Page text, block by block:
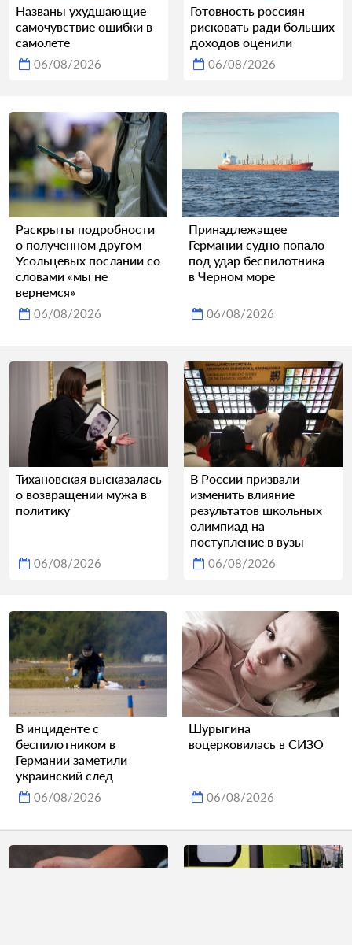
Названы ухудшающие
самочувствие ошибки в
самолете
06/08/2026
Готовность россиян
рисковать ради больших
доходов оценили
06/08/2026
Раскрыты подробности
о полученном другом
Усольцевых послании со
словами «мы не
вернемся»
06/08/2026
Принадлежащее
Германии судно попало
под удар беспилотника
в Черном море
06/08/2026
Тихановская высказалась
о возвращении мужа в
политику
06/08/2026
В России призвали
изменить влияние
результатов школьных
олимпиад на
поступление в вузы
06/08/2026
В инциденте с
беспилотником в
Германии заметили
украинский след
06/08/2026
Шурыгина
воцерковилась в СИЗО
06/08/2026